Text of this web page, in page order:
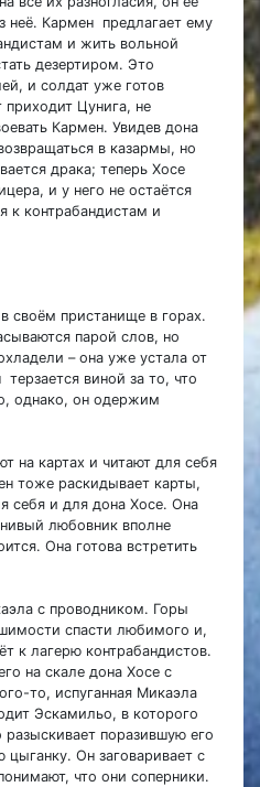
Кармен предлагает ему
и жить вольной
дезертиром. Это
и солдат уже готов
приходит Цунига, не
Кармен. Увидев дона
в казармы, но
драка; теперь Хосе
и у него не остаётся
к контрабандистам и
своём пристанище в горах.
парой слов, но
– она уже устала от
виной за то, что
однако, он одержим
на картах и читают для себя
тоже раскидывает карты,
себя и для дона Хосе. Она
любовник вполне
Она готова встретить
с проводником. Горы
спасти любимого и,
к лагерю контрабандистов.
на скале дона Хосе с
то, испуганная Микаэла
Эскамильо, в которого
поразившую его
цыганку. Он заговаривает с
что они соперники.